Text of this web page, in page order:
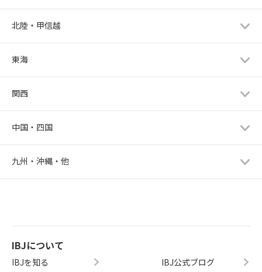
北陸・甲信越
東海
関西
中国・四国
九州・沖縄・他
IBJについて
IBJを知る IBJ公式ブログ